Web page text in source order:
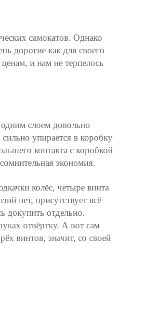
самокатов. Однако
дорогие как для своего
и нам не терпелось
слоем довольно
упирается в коробку
контакта с коробкой
экономия.
колёс, четыре винта
нет, присутствует всё
докупить отдельно.
отвёртку. А вот сам
винтов, значит, со своей